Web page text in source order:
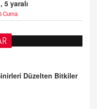
5 yaralı
Cuma
Bir Keşif Yolculuğu